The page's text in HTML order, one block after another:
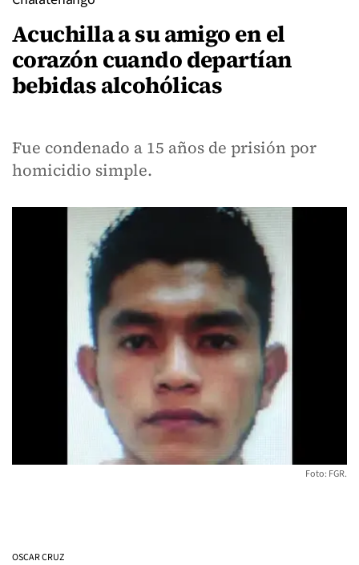
Acuchilla a su amigo en el
corazón cuando departían
bebidas alcohólicas
Fue condenado a 15 años de prisión por
homicidio simple.
Foto: FGR.
OSCAR CRUZ